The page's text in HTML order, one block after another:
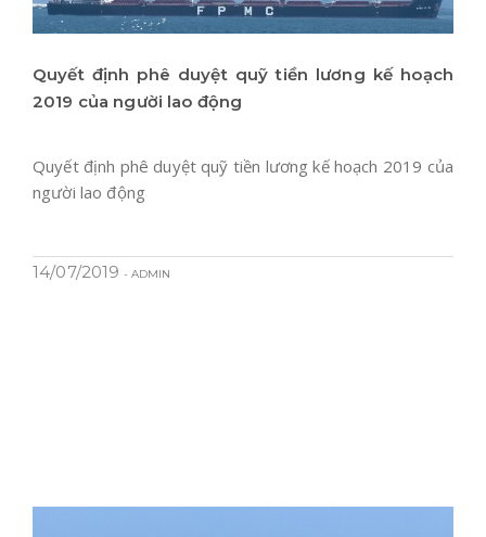
Quyết định phê duyệt quỹ tiền lương kế hoạch
2019 của người lao động
Quyết định phê duyệt quỹ tiền lương kế hoạch 2019 của
người lao động
14/07/2019 - ADMIN